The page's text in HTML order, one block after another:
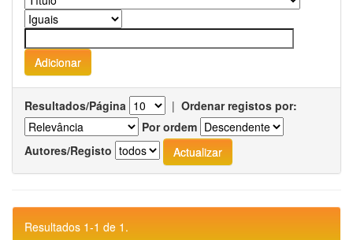
Resultados/Página | Ordenar registos por:
Por ordem
Autores/Registo
Resultados 1-1 de 1.